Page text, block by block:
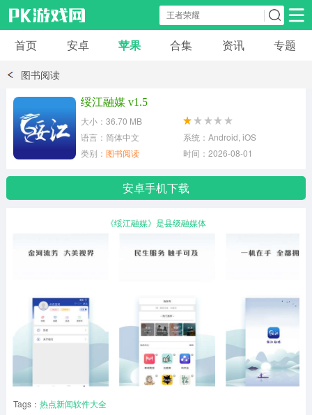
安卓应用 安卓游戏
模拟经营
首页 安卓 苹果 合集 资讯 专题
图书阅读
绥江融媒 v1.5
大小：36.70 MB
语言：简体中文
系统：Android, iOS
类别： 图书阅读 时间：2026-08-01
安卓手机下载
《绥江融媒》是县级融媒体
Tags： 热点新闻软件大全